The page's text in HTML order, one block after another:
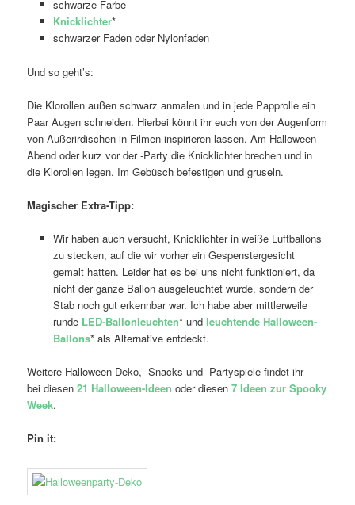
schwarze Farbe
Knicklichter*
schwarzer Faden oder Nylonfaden
Und so geht’s:
Die Klorollen außen schwarz anmalen und in jede Papprolle ein
Paar Augen schneiden. Hierbei könnt ihr euch von der Augenform
von Außerirdischen in Filmen inspirieren lassen. Am Halloween-
Abend oder kurz vor der -Party die Knicklichter brechen und in
die Klorollen legen. Im Gebüsch befestigen und gruseln.
Magischer Extra-Tipp:
Wir haben auch versucht, Knicklichter in weiße Luftballons
zu stecken, auf die wir vorher ein Gespenstergesicht
gemalt hatten. Leider hat es bei uns nicht funktioniert, da
nicht der ganze Ballon ausgeleuchtet wurde, sondern der
Stab noch gut erkennbar war. Ich habe aber mittlerweile
rundeLED-Ballonleuchten* und leuchtende Halloween-
Ballons* als Alternative entdeckt.
Weitere Halloween-Deko, -Snacks und -Partyspiele findet ihr
bei diesen21 Halloween-Ideen oder diesen7 Ideen zur Spooky
Week.
Pin it: